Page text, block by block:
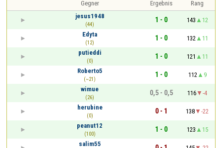
Gegner Ergebnis
Rang
jesus1948
(44)
1 - 0 143
12
Edyta
(12)
1 - 0 132
11
putieddi
(0)
1 - 0 121
11
Roberto5
(~21)
1 - 0 112
9
wimue
(26)
0,5 - 0,5 116
-4
herubine
(0)
0 - 1 138
-22
peanut12
(100)
1 - 0 123
15
salim55